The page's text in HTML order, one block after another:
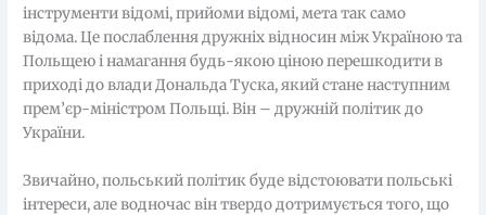
інструменти відомі, прийоми відомі, мета так само
відома. Це послаблення дружніх відносин між Україною та
Польщею і намагання будь-якою ціною перешкодити в
приході до влади Дональда Туска, який стане наступним
прем’єр-міністром Польщі. Він – дружній політик до
України.
Звичайно, польський політик буде відстоювати польські
інтереси, але водночас він твердо дотримується того, що